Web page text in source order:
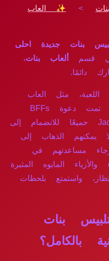
>
✨ العاب
بنات جديدة احلى
في قسم
ألعاب بنات،
دائمًا.
مثل العاب
تلبيس بنات جديدة احلى؟ تمت دعوة BFFs
Zoe و Rebecca و Jadee جميعًا للانضمام إلى
الذهاب إلى
مساعدتهم في
المايوه المثيرة
واستمتع بلحظات
بنات
بالكامل؟